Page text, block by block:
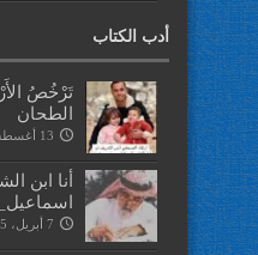
أدب الكتاب
تَرْخُصُ
الطحان
13 أغسطس، 2025
أنا ابن
7 أبريل، 2025